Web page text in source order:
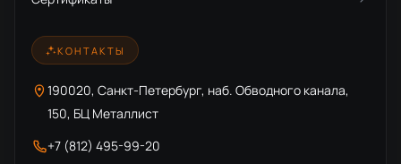
КОНТАКТЫ
190020, Санкт-Петербург, наб. Обводного канала,
150, БЦ Металлист
+7 (812) 495-99-20